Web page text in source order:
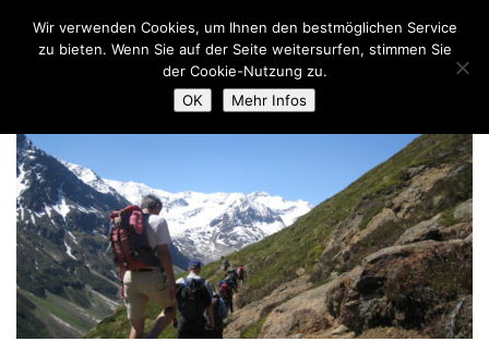
Zum Inhalt springen
BERGSOMMER
Wir verwenden Cookies, um Ihnen den bestmöglichen Service
zu bieten. Wenn Sie auf der Seite weitersurfen, stimmen Sie
der Cookie-Nutzung zu.
OK
Mehr Infos